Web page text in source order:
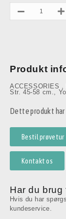
Produkt
ACCESSORIES ,
Str. 45-58 cm.,
Dette produkt
Bestil prøvetur
Kontakt os
Har du
Hvis du har
kundeservice.